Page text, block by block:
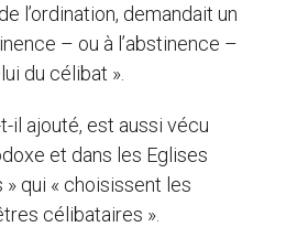
l’ordination, demandait un
– ou à l’abstinence –
du célibat ».
il ajouté, est aussi vécu
et dans les Eglises
qui « choisissent les
célibataires ».